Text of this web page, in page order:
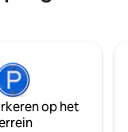
van
ervan
op het